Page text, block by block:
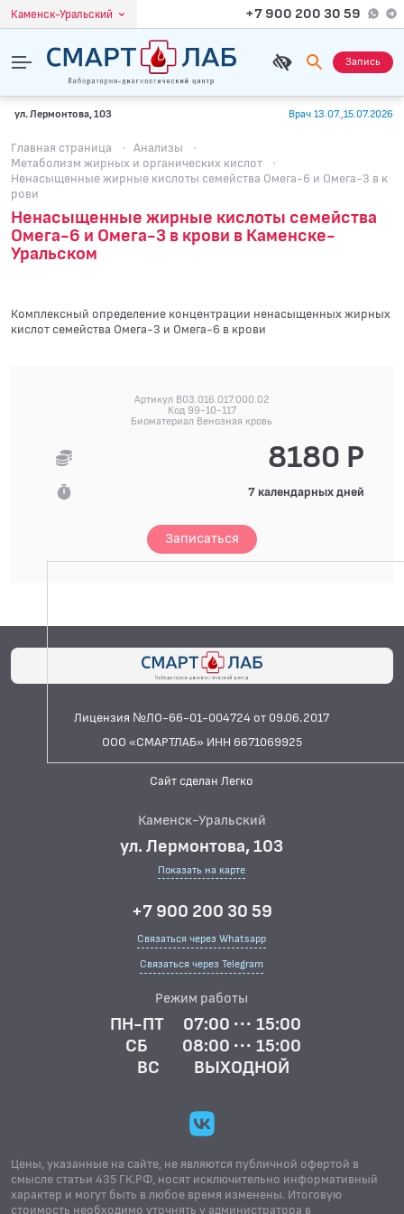
Каменск-Уральский +7 900 200 30 59
Запись
ул. Лермонтова, 103 Врач 13.07.,15.07.2026
Главная страница · Анализы
·
Метаболизм жирных и органических кислот
·
Ненасыщенные жирные кислоты семейства Омега-6 и Омега-3 в к
рови
Ненасыщенные жирные кислоты семейства
Омега-6 и Омега-3 в крови в Каменске-
Уральском
Комплексный определение концентрации ненасыщенных жирных
кислот семейства Омега-3 и Омега-6 в крови
Артикул B03.016.017.000.02
Код 99-10-117
Биоматериал Венозная кровь
8180 Р
7 календарных дней
Записаться
Лицензия №ЛО-66-01-004724 от 09.06.2017
ООО «СМАРТЛАБ» ИНН 6671069925
Сайт сделан Легко
Каменск-Уральский
ул. Лермонтова, 103
Показать на карте
+7 900 200 30 59
Связаться через Whatsapp
Связаться через Telegram
Режим работы
ПН-ПТ
07:00 ··· 15:00
СБ
08:00 ··· 15:00
ВС
ВЫХОДНОЙ
Цены, указанные на сайте, не являются публичной офертой в
смысле статьи 435 ГК.РФ, носят исключительно информативный
характер и могут быть в любое время изменены. Итоговую
стоимость необходимо уточнять у администратора в